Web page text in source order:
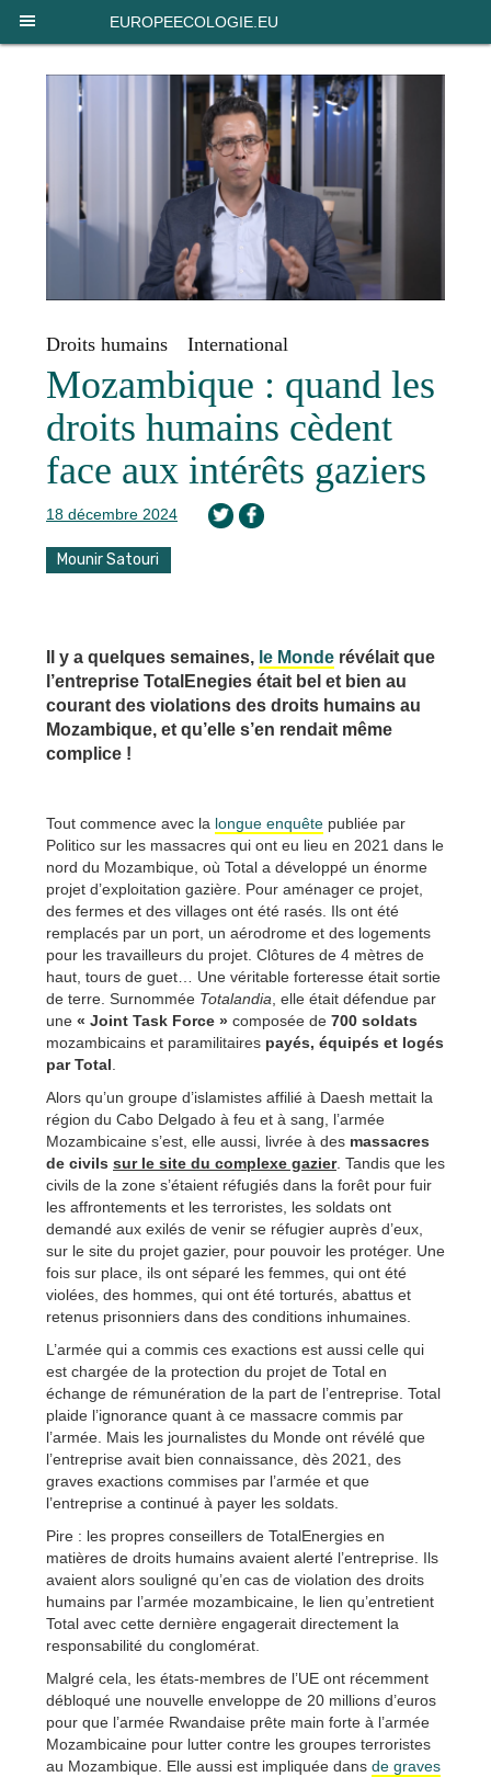
EUROPEECOLOGIE.EU
Droits humains International
Mozambique : quand les
droits humains cèdent
face aux intérêts gaziers
18 décembre 2024
Mounir Satouri
Il y a quelques semaines, le Monde révélait que
l’entreprise TotalEnegies était bel et bien au
courant des violations des droits humains au
Mozambique, et qu’elle s’en rendait même
complice !
Tout commence avec la longue enquête publiée par
Politico sur les massacres qui ont eu lieu en 2021 dans le
nord du Mozambique, où Total a développé un énorme
projet d’exploitation gazière. Pour aménager ce projet,
des fermes et des villages ont été rasés. Ils ont été
remplacés par un port, un aérodrome et des logements
pour les travailleurs du projet. Clôtures de 4 mètres de
haut, tours de guet… Une véritable forteresse était sortie
de terre. Surnommée Totalandia , elle était défendue par
une « Joint Task Force » composée de 700 soldats
mozambicains et paramilitaires payés, équipés et logés
par Total
Alors qu’un groupe d’islamistes affilié à Daesh mettait la
région du Cabo Delgado à feu et à sang, l’armée
Mozambicaine s’est, elle aussi, livrée à des massacres
de civils sur le site du complexe gazier. Tandis que les
civils de la zone s’étaient réfugiés dans la forêt pour fuir
les affrontements et les terroristes, les soldats ont
demandé aux exilés de venir se réfugier auprès d’eux,
sur le site du projet gazier, pour pouvoir les protéger. Une
fois sur place, ils ont séparé les femmes, qui ont été
violées, des hommes, qui ont été torturés, abattus et
retenus prisonniers dans des conditions inhumaines.
L’armée qui a commis ces exactions est aussi celle qui
est chargée de la protection du projet de Total en
échange de rémunération de la part de l’entreprise. Total
plaide l’ignorance quant à ce massacre commis par
l’armée. Mais les journalistes du Monde ont révélé que
l’entreprise avait bien connaissance, dès 2021, des
graves exactions commises par l’armée et que
l’entreprise a continué à payer les soldats.
Pire : les propres conseillers de TotalEnergies en
matières de droits humains avaient alerté l’entreprise. Ils
avaient alors souligné qu’en cas de violation des droits
humains par l’armée mozambicaine, le lien qu’entretient
Total avec cette dernière engagerait directement la
responsabilité du conglomérat.
Malgré cela, les états-membres de l’UE ont récemment
débloqué une nouvelle enveloppe de 20 millions d’euros
pour que l’armée Rwandaise prête main forte à l’armée
Mozambicaine pour lutter contre les groupes terroristes
au Mozambique. Elle aussi est impliquée dans de graves